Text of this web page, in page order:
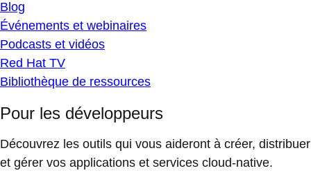
Blog
Événements et webinaires
Podcasts et vidéos
Red Hat TV
Bibliothèque de ressources
Pour les développeurs
Découvrez les outils qui vous aideront à créer, distribuer
et gérer vos applications et services cloud-native.